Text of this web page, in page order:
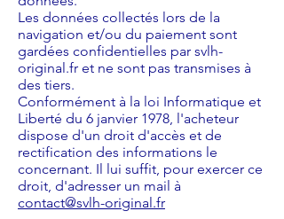
Les données collectés lors de la
navigation et/ou du paiement sont
gardées confidentielles par svlh-
original.fr et ne sont pas transmises à
des tiers.
Conformément à la loi Informatique et
Liberté du 6 janvier 1978, l'acheteur
dispose d'un droit d'accès et de
rectification des informations le
concernant. Il lui suffit, pour exercer ce
droit, d'adresser un mail à
contact@svlh-original.fr